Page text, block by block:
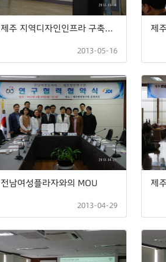
제주 지역디자인인프라 구축을 위한 정책 토론회
2013-05-16
전남여성플라자와의 MOU
2013-04-29